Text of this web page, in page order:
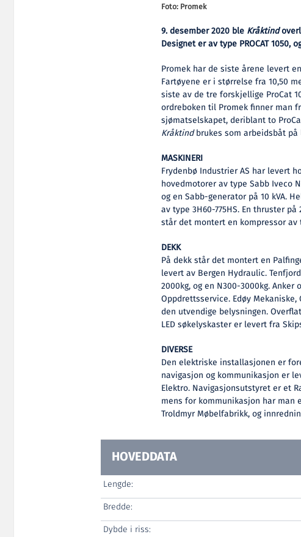
Foto: Promek
9. desember 2020 ble Kråktind
Designet er av type PROCAT 1050,
Promek har de siste årene levert
Fartøyene er i størrelse fra 10,50
siste av de tre forskjellige ProCat
ordreboken til Promek finner man
sjømatselskapet, deriblant to
Kråktindbrukes som arbeidsbåt på
MASKINERI
Frydenbø Industrier AS har levert
hovedmotorer av type Sabb Iveco
og en Sabb-generator på 10 kVA.
av type 3H60-775HS. En thruster
står det montert en kompressor av
DEKK
På dekk står det montert en
levert av Bergen Hydraulic.
2000kg, og en N300-3000kg.
Oppdrettsservice. Edøy
den utvendige belysningen.
LED søkelyskaster er levert fra
DIVERSE
Den elektriske installasjonen er
navigasjon og kommunikasjon er
Elektro. Navigasjonsutstyret er et
mens for kommunikasjon har man
Troldmyr Møbelfabrikk, og
HOVEDDATA
Lengde:
Bredde:
Dybde i riss: